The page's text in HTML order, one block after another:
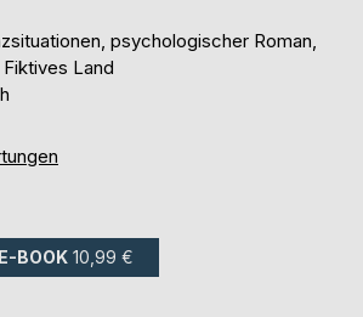
psychologischer Roman,
Land
E-BOOK 10,99 €